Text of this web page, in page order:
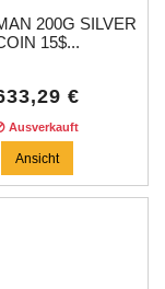
200G SILVER
15$...
€
Ausverkauft
Ansicht